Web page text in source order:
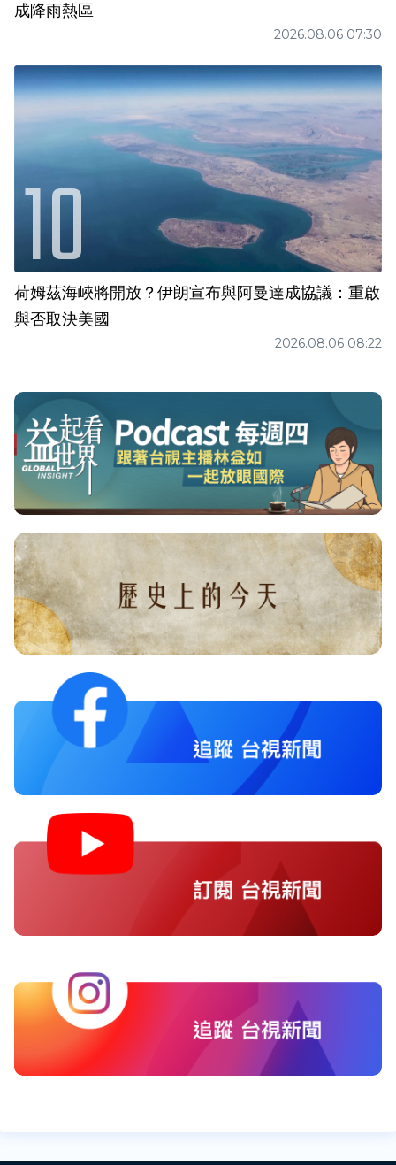
成降雨熱區
2026.08.06 07:30
荷姆茲海峽將開放？伊朗宣布與阿曼達成協議：重啟
與否取決美國
2026.08.06 08:22